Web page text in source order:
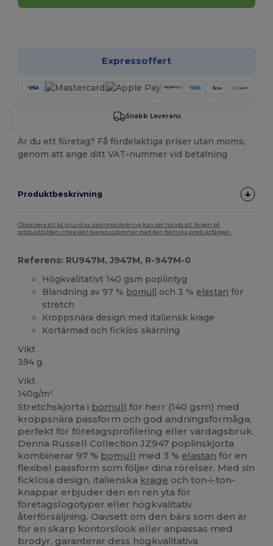
Expressoffert
Snabb Leverans
Är du ett företag? Få fördelaktiga priser utan moms,
genom att ange ditt VAT-nummer vid betalning
Produktbeskrivning
Observera att på grund av skärmkalibrering kan det hända att färgen på
produktbilden inte exakt överensstämmer med den faktiska produktfärgen.
Referens: RU947M, J947M, R-947M-0
Högkvalitativt 140 gsm poplintyg
Blandning av 97 % bomull och 3 % elastan för
stretch
Kroppsnära design med italiensk krage
Kortärmad och ficklös skärning
Vikt
394 g.
Vikt
140g/m²
Stretchskjorta i bomull för herr (140 gsm) med
kroppsnära passform och god andningsförmåga,
perfekt för företagsprofilering eller vardagsbruk.
Denna Russell Collection JZ947 poplinskjorta
kombinerar 97 % bomull med 3 % elastan för en
flexibel passform som följer dina rörelser. Med sin
ficklösa design, italienska krage och ton-i-ton-
knappar erbjuder den en ren yta för
företagslogotyper eller högkvalitativ
återförsäljning. Oavsett om den bärs som den är
för en skarp kontorslook eller anpassas med
brodyr, garanterar dess högkvalitativa